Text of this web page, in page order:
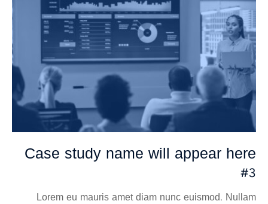
Case study name will appear here
#3
Lorem eu mauris amet diam nunc euismod. Nullam